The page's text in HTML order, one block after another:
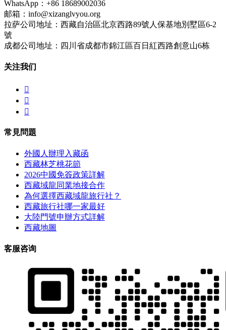
WhatsApp：+86 18689002036
邮箱：info@xizanglvyou.org
拉萨公司地址：西藏自治區北京西路89號人保基地別墅區6-2
號
成都公司地址：四川省成都市錦江區百日紅西路創意山6栋
关注我们



常見問題
外國人辦理入藏函
西藏林芝桃花節
2026中國免簽政策詳解
西藏域龍同業地接合作
為何選擇西藏域龍旅行社？
西藏旅行社哪一家最好
大陸門號申辦方式詳解
西藏地圖
客服咨询